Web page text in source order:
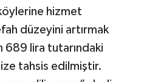
hizmet
düzeyini artırmak
689 lira tutarındaki
tahsis edilmiştir.